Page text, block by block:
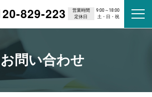
829-223 営業時間
9:00～18:00
定休日
土・日・祝
お問い合わせ